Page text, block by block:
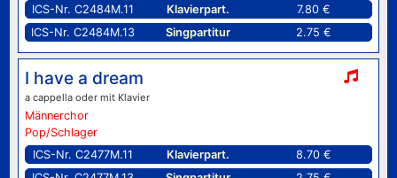
ICS-Nr. C2484M.11
Klavierpart.
7.80 €
ICS-Nr. C2484M.13
Singpartitur 2.75 €
I have a dream
a cappella oder mit Klavier
Männerchor
Pop/Schlager
ICS-Nr. C2477M.11
Klavierpart.
8.70 €